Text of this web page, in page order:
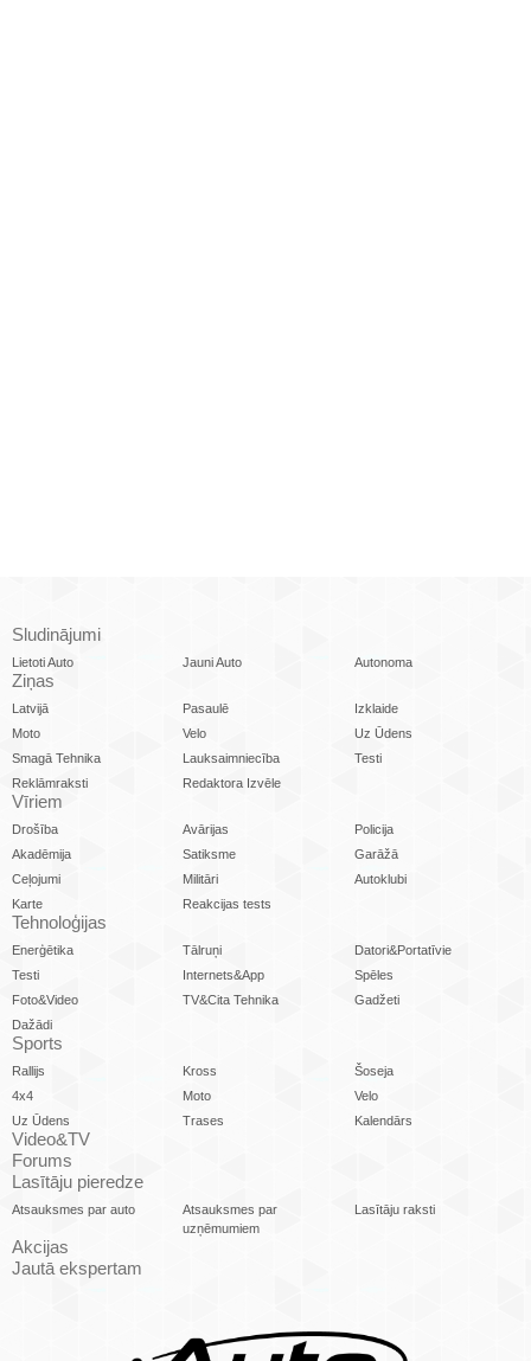
Sludinājumi
Lietoti Auto Jauni Auto Autonoma
Ziņas
Latvijā Pasaulē
Izklaide
Moto
Velo
Uz Ūdens
Smagā Tehnika
Lauksaimniecība
Testi
Reklāmraksti
Redaktora Izvēle
Vīriem
Drošība Avārijas
Policija
Akadēmija
Satiksme
Garāžā
Ceļojumi
Militāri
Autoklubi
Karte
Reakcijas tests
Tehnoloģijas
Enerģētika Tālruņi
Datori&Portatīvie
Testi
Internets&App
Spēles
Foto&Video
TV&Cita Tehnika
Gadžeti
Dažādi
Sports
Rallijs Kross
Šoseja
4x4
Moto
Velo
Uz Ūdens
Trases Kalendārs
Video&TV
Forums
Lasītāju pieredze
Atsauksmes par auto
Atsauksmes par
uzņēmumiem
Lasītāju raksti
Akcijas
Jautā ekspertam